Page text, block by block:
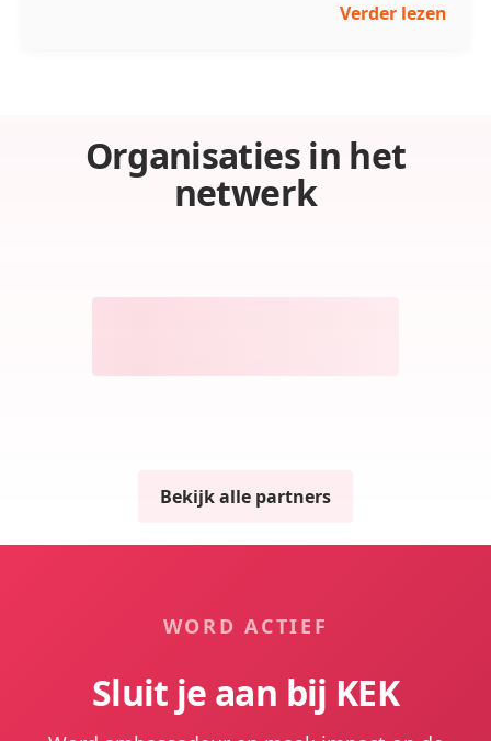
Verder lezen
Organisaties in het
netwerk
Bekijk alle partners
WORD ACTIEF
Sluit je aan bij KEK